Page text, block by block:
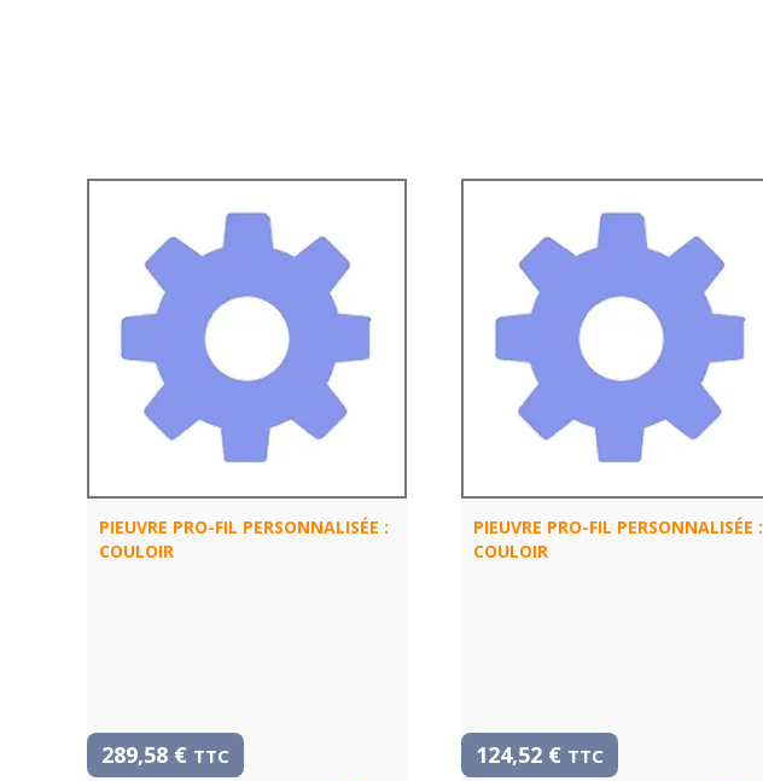
PIEUVRE PRO-FIL PERSONNALISÉE :
COULOIR
289,58 € TTC
PIEUVRE PRO-FIL PERSONNALISÉE :
COULOIR
124,52 € TTC